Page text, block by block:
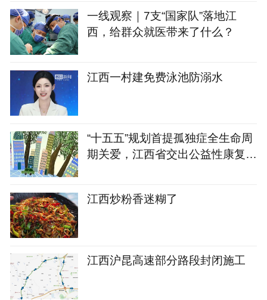
一线观察｜7支“国家队”落地江
西，给群众就医带来了什么？
江西一村建免费泳池防溺水
“十五五”规划首提孤独症全生命周
期关爱，江西省交出公益性康复服
江西炒粉香迷糊了
江西沪昆高速部分路段封闭施工